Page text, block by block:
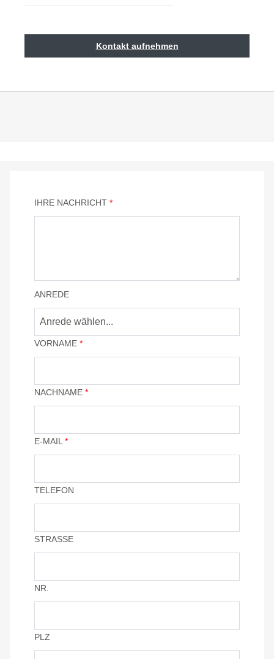
Kontakt aufnehmen
IHRE NACHRICHT *
ANREDE
Anrede wählen...
VORNAME *
NACHNAME *
E-MAIL *
TELEFON
STRASSE
NR.
PLZ